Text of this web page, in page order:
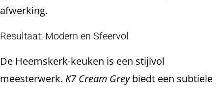
afwerking.
Resultaat: Modern en Sfeervol
De Heemskerk-keuken is een stijlvol
meesterwerk. K7 Cream Greybiedt een subtiele